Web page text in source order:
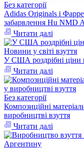
Без категорії
Adidas Originals і
забарвлення Hu NMD
Читати далі
Новини у світі взуття
У США роздрібні ціни
Читати далі
Без категорії
Композиційні
виробництві взуття
Читати далі